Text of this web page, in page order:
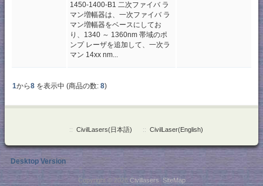
1450-1400-B1 二次ファイバ ラ
マン増幅器は、一次ファイバ ラ
マン増幅器をベースにしてお
り、1340 ～ 1360nm 帯域のポ
ンプ レーザを追加して、一次ラ
マン 14xx nm...
1から8 を表示中 (商品の数: 8)
:: CivilLasers(日本語) :: CivilLaser(English)
Desktop Version
Copyright © 2026Civillasers SiteMap